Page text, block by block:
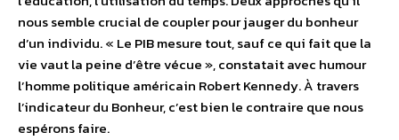
nous semble crucial de coupler pour jauger du bonheur
d’un individu. « Le PIB mesure tout, sauf ce qui fait que la
vie vaut la peine d’être vécue », constatait avec humour
l’homme politique américain Robert Kennedy. À travers
l’indicateur du Bonheur, c’est bien le contraire que nous
espérons faire.